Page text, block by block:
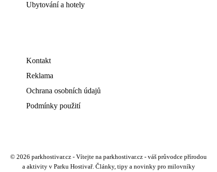
Ubytování a hotely
Kontakt
Reklama
Ochrana osobních údajů
Podmínky použití
© 2026 parkhostivar.cz - Vítejte na parkhostivar.cz - váš průvodce přírodou
a aktivity v Parku Hostivař. Články, tipy a novinky pro milovníky